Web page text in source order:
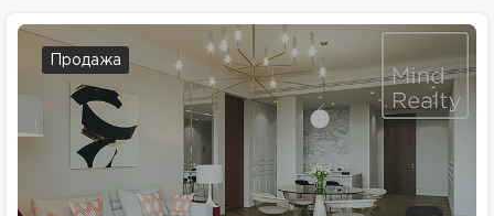
Продажа